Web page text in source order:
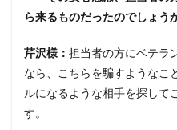
ら来るものだったのでしょう
芹沢様： 担当者の方にベテラ
なら、こちらを騙すようなこ
ルになるような相手を探して
す。